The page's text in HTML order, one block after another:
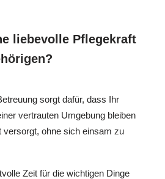
liebevolle Pflegekraft
sorgt dafür, dass Ihr
vertrauten Umgebung bleiben
versorgt, ohne sich einsam zu
Zeit für die wichtigen Dinge